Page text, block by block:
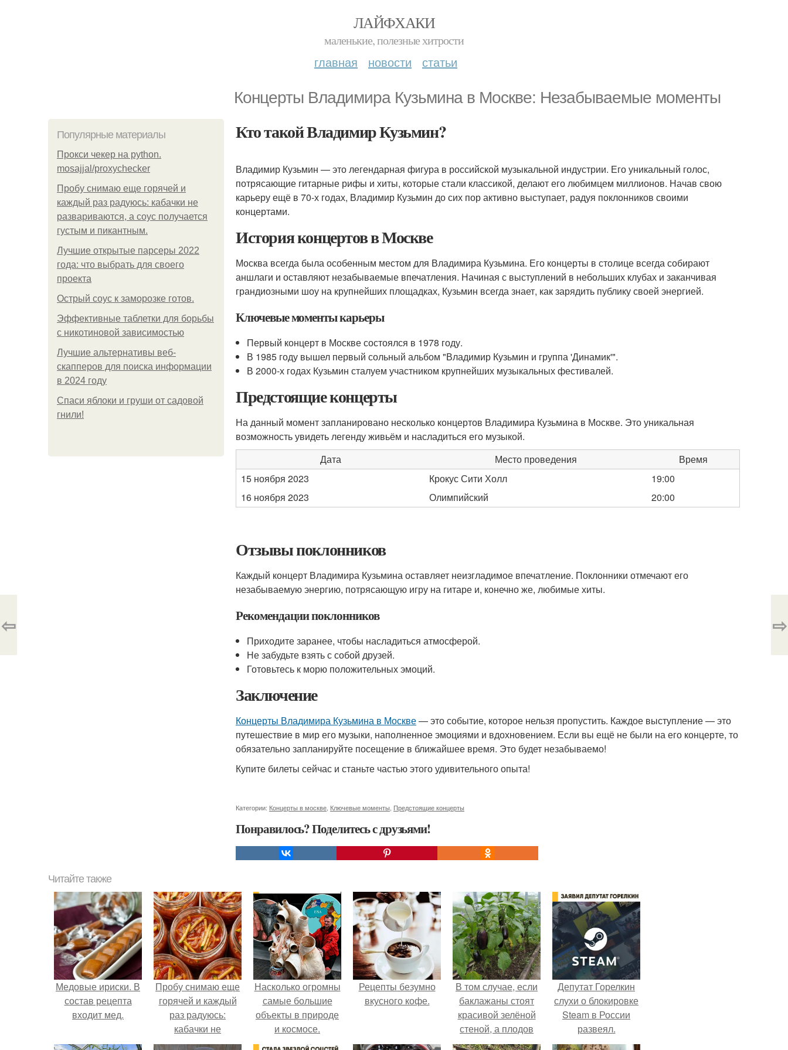
ЛАЙФХАКИ
маленькие, полезные хитрости
главная новости статьи
Концерты Владимира Кузьмина в Москве: Незабываемые моменты
Популярные материалы
Прокси чекер на python.
mosajjal/proxychecker
Пробу снимаю еще горячей и
каждый раз радуюсь: кабачки не
развариваются, а соус получается
густым и пикантным.
Лучшие открытые парсеры 2022
года: что выбрать для своего
проекта
Острый соус к заморозке готов.
Эффективные таблетки для борьбы
с никотиновой зависимостью
Лучшие альтернативы веб-
скапперов для поиска информации
в 2024 году
Спаси яблоки и груши от садовой
гнили!
Кто такой Владимир Кузьмин?
Владимир Кузьмин — это легендарная фигура в российской музыкальной индустрии. Его уникальный голос,
потрясающие гитарные рифы и хиты, которые стали классикой, делают его любимцем миллионов. Начав свою
карьеру ещё в 70-х годах, Владимир Кузьмин до сих пор активно выступает, радуя поклонников своими
концертами.
История концертов в Москве
Москва всегда была особенным местом для Владимира Кузьмина. Его концерты в столице всегда собирают
аншлаги и оставляют незабываемые впечатления. Начиная с выступлений в небольших клубах и заканчивая
грандиозными шоу на крупнейших площадках, Кузьмин всегда знает, как зарядить публику своей энергией.
Ключевые моменты карьеры
Первый концерт в Москве состоялся в 1978 году.
В 1985 году вышел первый сольный альбом "Владимир Кузьмин и группа 'Динамик'".
В 2000-х годах Кузьмин сталуем участником крупнейших музыкальных фестивалей.
Предстоящие концерты
На данный момент запланировано несколько концертов Владимира Кузьмина в Москве. Это уникальная
возможность увидеть легенду живьём и насладиться его музыкой.
Дата
Место проведения
Время
15 ноября 2023
Крокус Сити Холл
19:00
16 ноября 2023
Олимпийский 20:00
Отзывы поклонников
Каждый концерт Владимира Кузьмина оставляет неизгладимое впечатление. Поклонники отмечают его
незабываемую энергию, потрясающую игру на гитаре и, конечно же, любимые хиты.
Рекомендации поклонников
Приходите заранее, чтобы насладиться атмосферой.
Не забудьте взять с собой друзей.
Готовьтесь к морю положительных эмоций.
Заключение
Концерты Владимира Кузьмина в Москве— это событие, которое нельзя пропустить. Каждое выступление — это
путешествие в мир его музыки, наполненное эмоциями и вдохновением. Если вы ещё не были на его концерте, то
обязательно запланируйте посещение в ближайшее время. Это будет незабываемо!
Купите билеты сейчас и станьте частью этого удивительного опыта!
Категории: Концерты в москве Ключевые моменты Предстоящие концерты
Понравилось? Поделитесь с друзьями!
⇦ ⇨
Читайте также
Медовые ириски. В
состав рецепта
входит мед.
Пробу снимаю еще
горячей и каждый
раз радуюсь:
кабачки не
развариваются, а
Насколько огромны
самые большие
объекты в природе
и космосе.
Рецепты безумно
вкусного кофе.
В том случае, если
баклажаны стоят
красивой зелёной
стеной, а плодов
почти не видно -
Депутат Горелкин
слухи о блокировке
Steam в России
развеял.